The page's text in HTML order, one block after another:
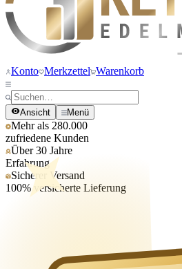
Konto Merkzettel Warenkorb
Ansicht Menü
Mehr als 280.000
zufriedene Kunden
Über 30 Jahre
Erfahrung
Sicherer Versand
100% versicherte Lieferung